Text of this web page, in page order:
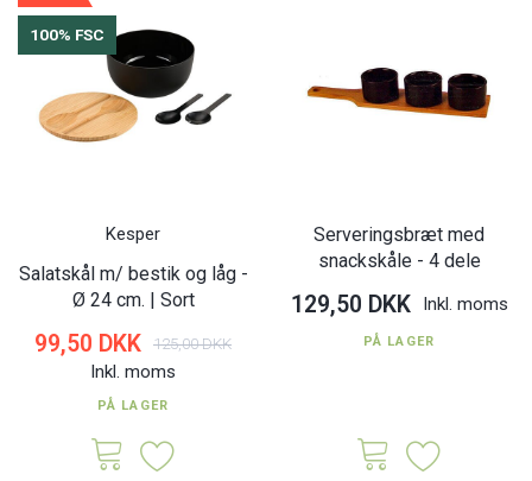
100% FSC
Kesper
Salatskål m/ bestik og låg -
Ø 24 cm. | Sort
99,50 DKK 125,00 DKK
Inkl. moms
PÅ LAGER
Serveringsbræt med
snackskåle - 4 dele
129,50 DKK Inkl. moms
PÅ LAGER